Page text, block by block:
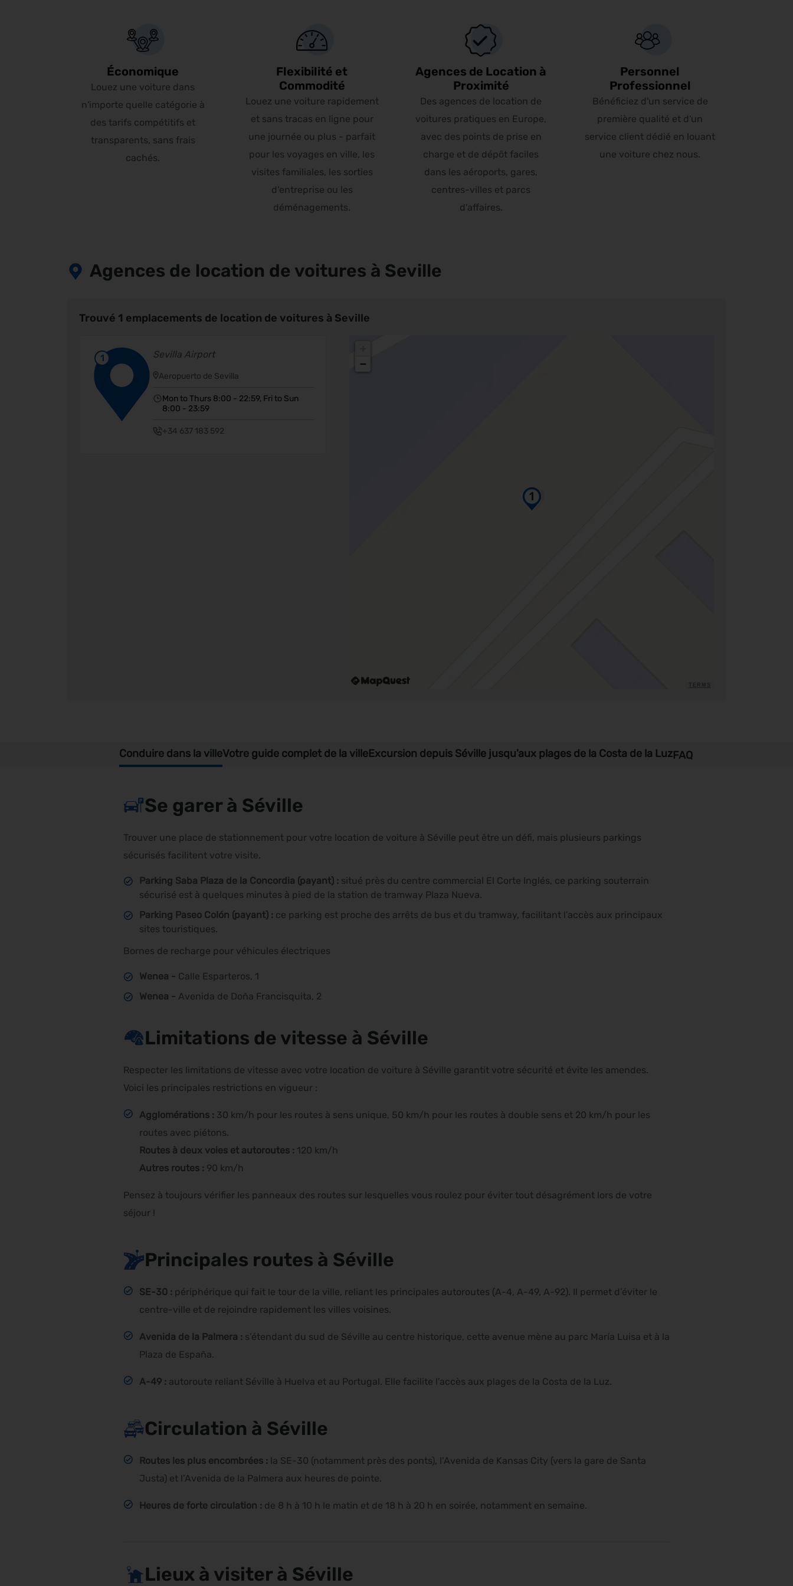
Économique
Louez une voiture dans
n'importe quelle catégorie à
des tarifs compétitifs et
transparents, sans frais
cachés.
Flexibilité et
Commodité
Louez une voiture rapidement
et sans tracas en ligne pour
une journée ou plus - parfait
pour les voyages en ville, les
visites familiales, les sorties
d'entreprise ou les
déménagements.
Agences de Location à
Proximité
Des agences de location de
voitures pratiques en Europe,
avec des points de prise en
charge et de dépôt faciles
dans les aéroports, gares,
centres-villes et parcs
d'affaires.
Personnel
Professionnel
Bénéficiez d'un service de
première qualité et d'un
service client dédié en louant
une voiture chez nous.
Agences de location de voitures à Seville
Trouvé 1 emplacements de location de voitures à Seville
1 Sevilla Airport
Aeropuerto de Sevilla
Mon to Thurs 8:00 - 22:59, Fri to Sun
8:00 - 23:59
+34 637 183 592
−
Conduire dans la villeVotre guide complet de la villeExcursion depuis Séville jusqu'aux plages de la Costa de la LuzFAQ
Se garer à Séville
Trouver une place de stationnement pour votre location de voiture à Séville peut être un défi, mais plusieurs parkings
sécurisés facilitent votre visite.
Parking Saba Plaza de la Concordia (payant) : situé près du centre commercial El Corte Inglés, ce parking souterrain
sécurisé est à quelques minutes à pied de la station de tramway Plaza Nueva.
Parking Paseo Colón (payant) : ce parking est proche des arrêts de bus et du tramway, facilitant l’accès aux principaux
sites touristiques.
Bornes de recharge pour véhicules électriques
Wenea - Calle Esparteros, 1
Wenea - Avenida de Doña Francisquita, 2
Limitations de vitesse à Séville
Respecter les limitations de vitesse avec votre location de voiture à Séville garantit votre sécurité et évite les amendes.
Voici les principales restrictions en vigueur :
Agglomérations : 30 km/h pour les routes à sens unique, 50 km/h pour les routes à double sens et 20 km/h pour les
routes avec piétons.
Routes à deux voies et autoroutes : 120 km/h
Autres routes : 90 km/h
Pensez à toujours vérifier les panneaux des routes sur lesquelles vous roulez pour éviter tout désagrément lors de votre
séjour !
Principales routes à Séville
SE-30 : périphérique qui fait le tour de la ville, reliant les principales autoroutes (A-4, A-49, A-92). Il permet d’éviter le
centre-ville et de rejoindre rapidement les villes voisines.
Avenida de la Palmera : s’étendant du sud de Séville au centre historique, cette avenue mène au parc María Luisa et à la
Plaza de España.
A-49 : autoroute reliant Séville à Huelva et au Portugal. Elle facilite l’accès aux plages de la Costa de la Luz.
Circulation à Séville
Routes les plus encombrées : la SE-30 (notamment près des ponts), l’Avenida de Kansas City (vers la gare de Santa
Justa) et l’Avenida de la Palmera aux heures de pointe.
Heures de forte circulation : de 8 h à 10 h le matin et de 18 h à 20 h en soirée, notamment en semaine.
Lieux à visiter à Séville